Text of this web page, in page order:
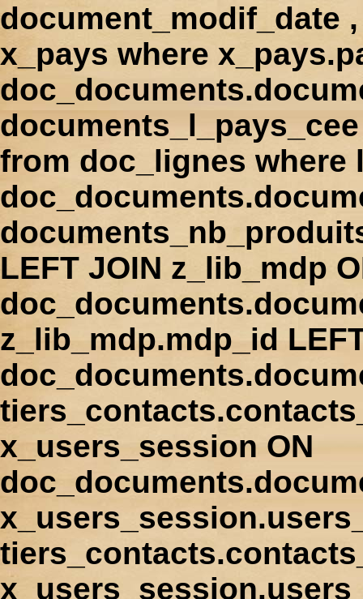
document_modif_date
x_pays where
from doc_lignes where
LEFT JOIN z_lib_mdp
z_lib_mdp.mdp_id
x_users_session ON